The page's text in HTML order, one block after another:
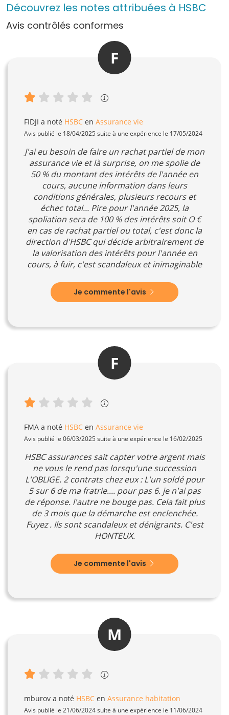
Découvrez les notes attribuées à HSBC
Avis contrôlés conformes
F
FIDJI a noté HSBC en Assurance vie
Avis publié le 18/04/2025 suite à une expérience le 17/05/2024
J'ai eu besoin de faire un rachat partiel de mon
assurance vie et là surprise, on me spolie de
50 % du montant des intérêts de l'année en
cours, aucune information dans leurs
conditions générales, plusieurs recours et
échec total... Pire pour l'année 2025, la
spoliation sera de 100 % des intérêts soit O €
en cas de rachat partiel ou total, c'est donc la
direction d'HSBC qui décide arbitrairement de
la valorisation des intérêts pour l'année en
cours, à fuir, c'est scandaleux et inimaginable
Je commente l'avis
F
FMA a noté HSBC en Assurance vie
Avis publié le 06/03/2025 suite à une expérience le 16/02/2025
HSBC assurances sait capter votre argent mais
ne vous le rend pas lorsqu'une succession
L'OBLIGE. 2 contrats chez eux : L'un soldé pour
5 sur 6 de ma fratrie.... pour pas 6. je n'ai pas
de réponse. l'autre ne bouge pas. Cela fait plus
de 3 mois que la démarche est enclenchée.
Fuyez . Ils sont scandaleux et dénigrants. C'est
HONTEUX.
Je commente l'avis
M
mburov a noté HSBC en Assurance habitation
Avis publié le 21/06/2024 suite à une expérience le 11/06/2024